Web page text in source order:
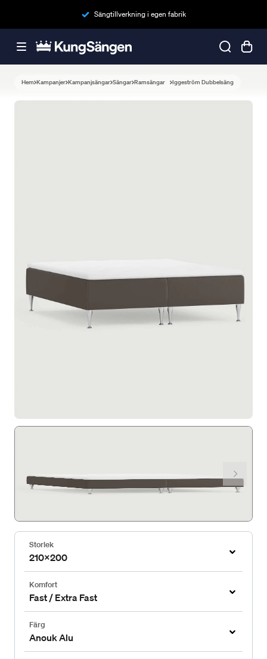
Sängtillverkning i egen fabrik
Hem Kampanjer Kampanjsängar Sängar Ramsängar Iggeström Dubbelsäng
Storlek
210x200
Komfort
Fast / Extra Fast
Färg
Anouk Alu